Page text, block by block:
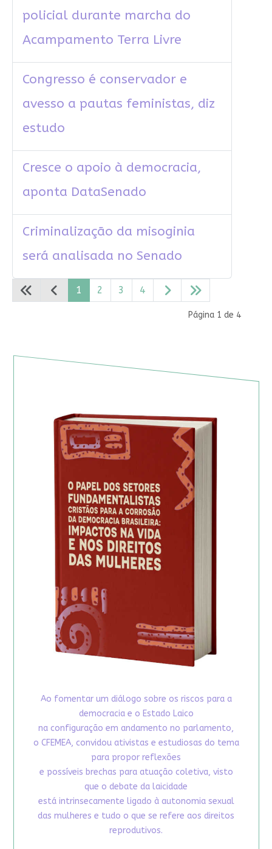
policial durante marcha do
Acampamento Terra Livre
Congresso é conservador e
avesso a pautas feministas, diz
estudo
Cresce o apoio à democracia,
aponta DataSenado
Criminalização da misoginia
será analisada no Senado
Página 1 de 4
1 2 3 4
Ao fomentar um diálogo sobre os riscos para a
democracia e o Estado Laico
na configuração em andamento no parlamento,
o CFEMEA, convidou ativistas e estudiosas do tema
para propor reflexões
e possíveis brechas para atuação coletiva, visto
que o debate da laicidade
está intrinsecamente ligado à autonomia sexual
das mulheres e tudo o que se refere aos direitos
reprodutivos.